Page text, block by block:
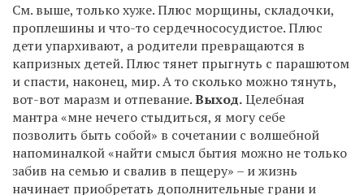
См. выше, только хуже. Плюс морщины, складочки,
проплешины и что-то сердечнососудистое. Плюс
дети упархивают, а родители превращаются в
капризных детей. Плюс тянет прыгнуть с парашютом
и спасти, наконец, мир. А то сколько можно тянуть,
вот-вот маразм и отпевание.Выход.Целебная
мантра «мне нечего стыдиться, я могу себе
позволить быть собой» в сочетании с волшебной
напоминалкой «найти смысл бытия можно не только
забив на семью и свалив в пещеру» – и жизнь
начинает приобретать дополнительные грани и